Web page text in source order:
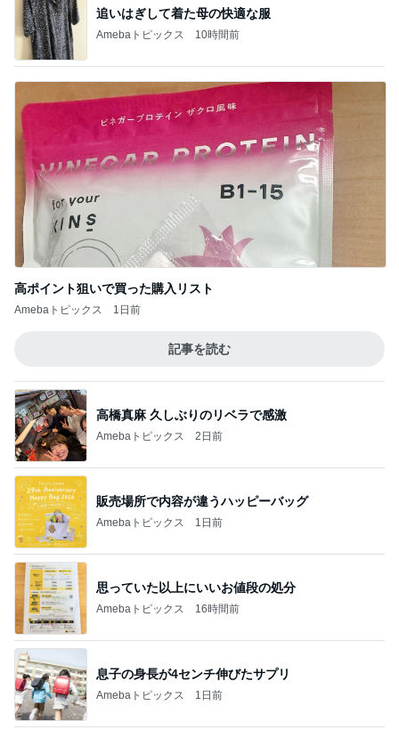
追いはぎして着た母の快適な服
Amebaトピックス 10時間前
高ポイント狙いで買った購入リスト
Amebaトピックス 1日前
記事を読む
高橋真麻 久しぶりのリベラで感激
Amebaトピックス 2日前
販売場所で内容が違うハッピーバッグ
Amebaトピックス 1日前
思っていた以上にいいお値段の処分
Amebaトピックス 16時間前
息子の身長が4センチ伸びたサプリ
Amebaトピックス 1日前